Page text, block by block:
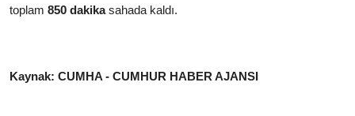
toplam 850 dakikasahada kaldı.
Kaynak: CUMHA - CUMHUR HABER AJANSI